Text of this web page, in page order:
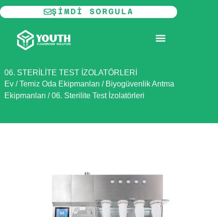
İçeriğe
atla
ŞIMDI SORGULA
06. STERILITE TEST İZOLATÖRLERI
Ev/Temiz Oda Ekipmanları / Biyogüvenlik Arıtma
Ekipmanları /06. Sterilite Test İzolatörleri